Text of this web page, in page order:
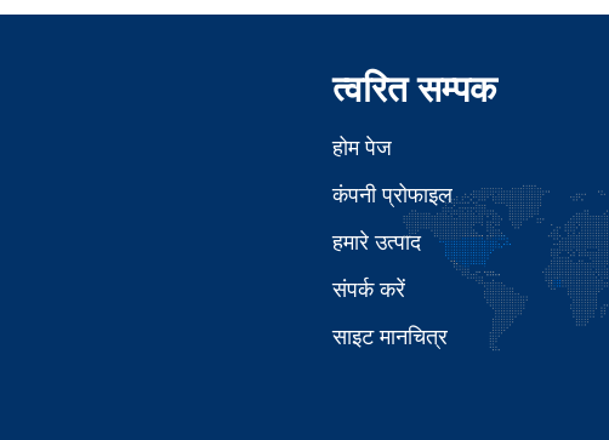
त्वरित सम्पक
होम पेज
कंपनी प्रोफाइल
हमारे उत्पाद
संपर्क करें
साइट मानचित्र